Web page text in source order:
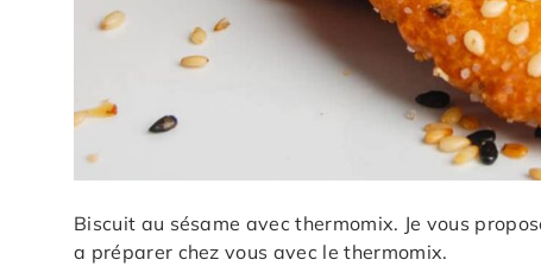
Biscuit au sésame avec thermomix. Je vous
a préparer chez vous avec le thermomix.